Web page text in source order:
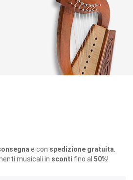
e con spedizione gratuita
musicali in sconti fino al 50%!